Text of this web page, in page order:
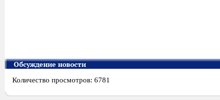
Обсуждение новости
Количество просмотров: 6781